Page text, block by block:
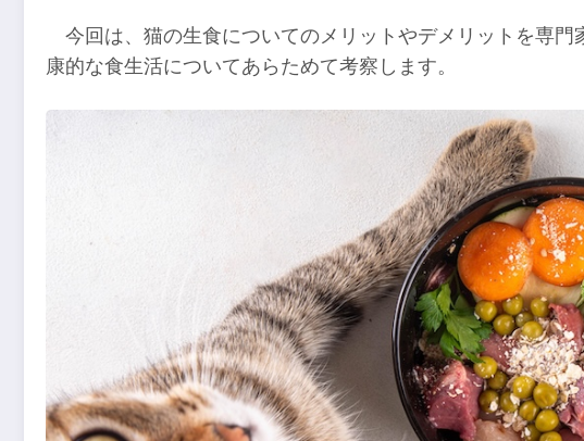
今回は、猫の生食についてのメリットやデメリットを専
康的な食生活についてあらためて考察します。